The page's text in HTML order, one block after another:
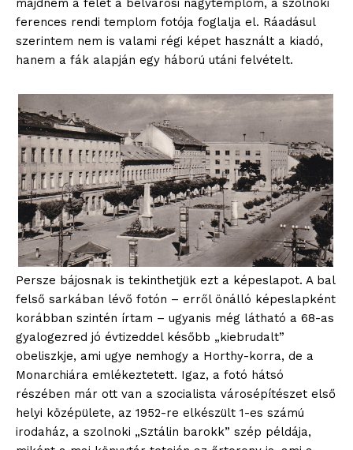
majdnem a felét a belvárosi nagytemplom, a szolnoki
ferences rendi templom fotója foglalja el. Ráadásul
szerintem nem is valami régi képet használt a kiadó,
hanem a fák alapján egy háború utáni felvételt.
Persze bájosnak is tekinthetjük ezt a képeslapot. A bal
felső sarkában lévő fotón – erről önálló képeslapként
korábban szintén írtam – ugyanis még látható a 68-as
gyalogezred jó évtizeddel később „kiebrudalt”
obeliszkje, ami ugye nemhogy a Horthy-korra, de a
Monarchiára emlékeztetett. Igaz, a fotó hátsó
részében már ott van a szocialista városépítészet első
helyi középülete, az 1952-re elkészült 1-es számú
irodaház, a szolnoki „Sztálin barokk” szép példája,